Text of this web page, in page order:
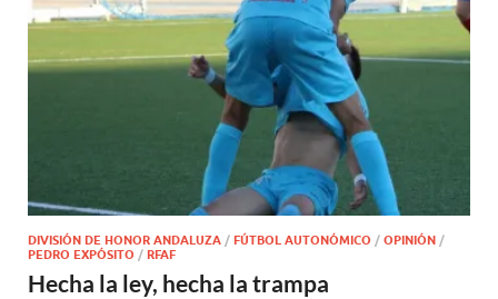
DIVISIÓN DE HONOR ANDALUZA / FÚTBOL AUTONÓMICO / OPINIÓN /
PEDRO EXPÓSITO / RFAF
Hecha la ley, hecha la trampa